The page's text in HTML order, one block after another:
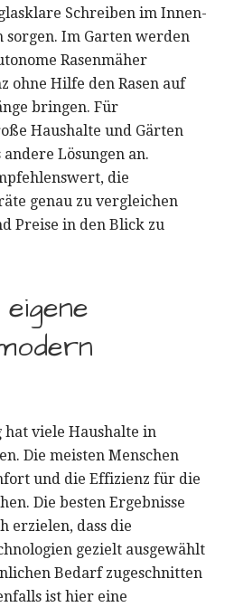
Schreiben im Innen-
sorgen. Im Garten werden
Rasenmäher
ohne Hilfe den Rasen auf
bringen. Für
Haushalte und Gärten
Lösungen an.
die
genau zu vergleichen
Preise in den Blick zu
viele Haushalte in
Die meisten Menschen
und die Effizienz für die
Die besten Ergebnisse
erzielen, dass die
gezielt ausgewählt
Bedarf zugeschnitten
ist hier eine